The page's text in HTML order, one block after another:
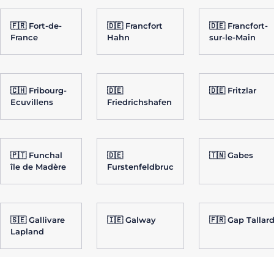
🇫🇷 Fort-de-
France
🇩🇪 Francfort
Hahn
🇩🇪 Francfort-
sur-le-Main
🇨🇭 Fribourg-
Ecuvillens
🇩🇪
Friedrichshafen
🇩🇪 Fritzlar
🇵🇹 Funchal
île de Madère
🇩🇪
Furstenfeldbruc
🇹🇳 Gabes
🇸🇪 Gallivare
Lapland
🇮🇪 Galway 🇫🇷 Gap Tallard